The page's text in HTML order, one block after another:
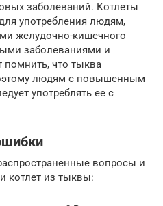
заболеваний. Котлеты
употребления людям,
желудочно-кишечного
заболеваниями и
помнить, что тыква
людям с повышенным
употреблять ее с
вопросы и
котлет из тыквы: